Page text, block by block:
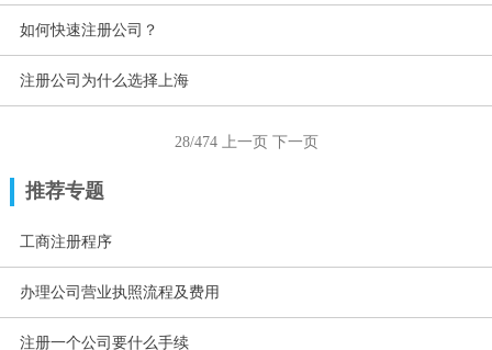
如何快速注册公司？
注册公司为什么选择上海
28/474 上一页 下一页
推荐专题
工商注册程序
办理公司营业执照流程及费用
注册一个公司要什么手续